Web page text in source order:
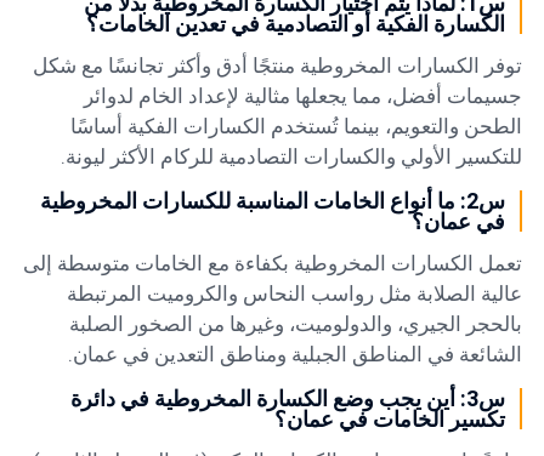
الكسارة الفكية أو التصادمية في تعدين الخامات؟
توفر الكسارات المخروطية منتجًا أدق وأكثر تجانسًا مع شكل
جسيمات أفضل، مما يجعلها مثالية لإعداد الخام لدوائر
الطحن والتعويم، بينما تُستخدم الكسارات الفكية أساسًا
للتكسير الأولي والكسارات التصادمية للركام الأكثر ليونة.
س2: ما أنواع الخامات المناسبة للكسارات المخروطية
في عمان؟
تعمل الكسارات المخروطية بكفاءة مع الخامات متوسطة إلى
عالية الصلابة مثل رواسب النحاس والكروميت المرتبطة
بالحجر الجيري، والدولوميت، وغيرها من الصخور الصلبة
الشائعة في المناطق الجبلية ومناطق التعدين في عمان.
س3: أين يجب وضع الكسارة المخروطية في دائرة
تكسير الخامات في عمان؟